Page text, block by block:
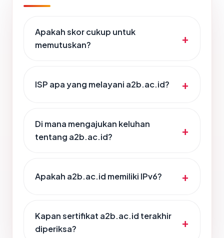
Apakah skor cukup untuk
memutuskan?
ISP apa yang melayani a2b.ac.id?
Di mana mengajukan keluhan
tentang a2b.ac.id?
Apakah a2b.ac.id memiliki IPv6?
Kapan sertifikat a2b.ac.id terakhir
diperiksa?